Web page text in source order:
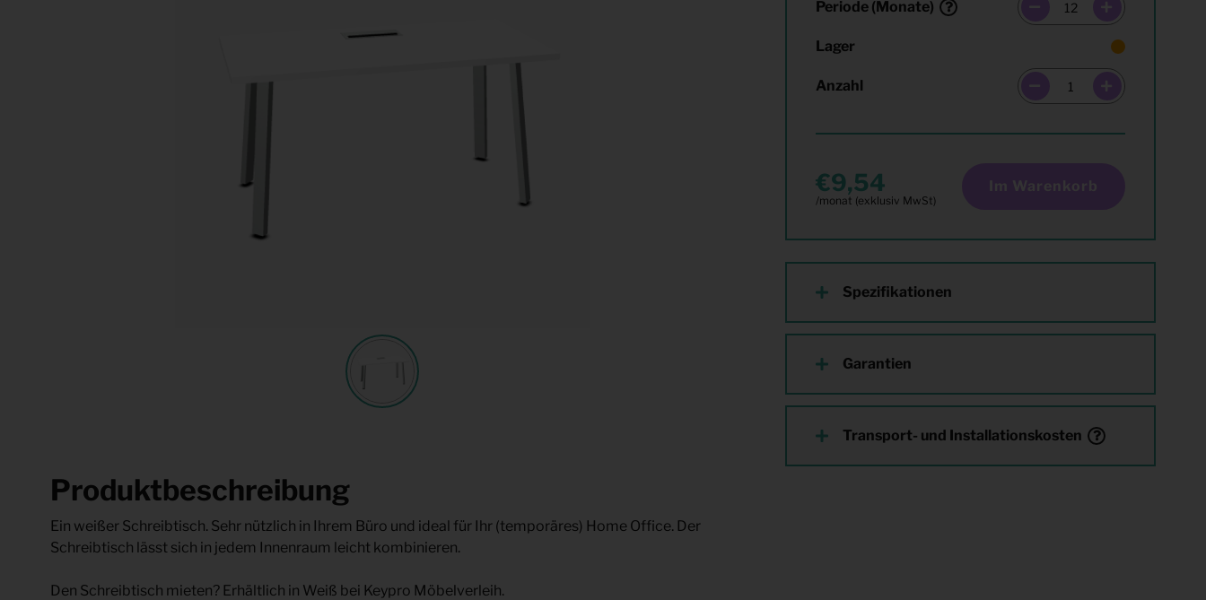
Periode (Monate)
Lager
Anzahl
9,54 Im Warenkorb
Spezifikationen
Garantien
Transport- und Installationskosten
Produktbeschreibung
Ein weißer Schreibtisch. Sehr nützlich in Ihrem Büro und ideal für Ihr (temporäres) Home Office. Der
Schreibtisch lässt sich in jedem Innenraum leicht kombinieren.
Den Schreibtisch mieten? Erhältlich in Weiß bei Keypro Möbelverleih.